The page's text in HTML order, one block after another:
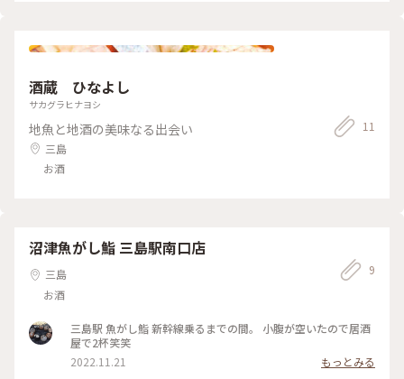
酒蔵 ひなよし
サカグラヒナヨシ
地魚と地酒の美味なる出会い
三島
お酒
11
沼津魚がし鮨 三島駅南口店
三島
お酒
9
三島駅 魚がし鮨 新幹線乗るまでの間。 小腹が空いたので居酒
屋で2杯笑笑
2022.11.21
もっとみる